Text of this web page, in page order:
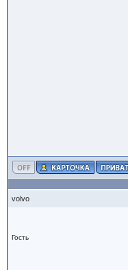
volvo
Гость